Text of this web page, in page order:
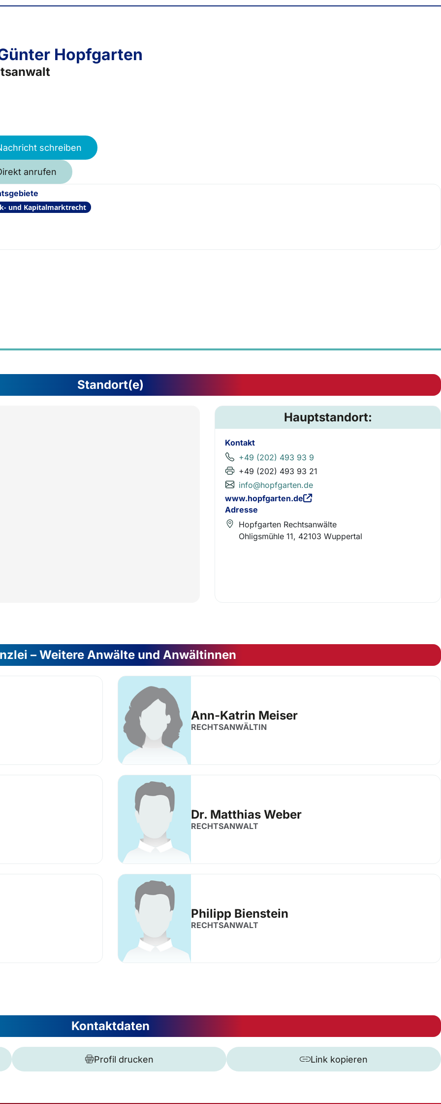
Hopfgarten
schreiben
anrufen
und Kapitalmarktrecht
Standort(e)
Hauptstandort:
Kontakt
+49 (202) 493 93 9
+49 (202) 493 93 21
info@hopfgarten.de
www.hopfgarten.de
Adresse
Hopfgarten Rechtsanwälte
Ohligsmühle 11, 42103 Wuppertal
– Weitere Anwälte und Anwältinnen
Ann-Katrin Meiser
RECHTSANWÄLTIN
Dr. Matthias Weber
RECHTSANWALT
Philipp Bienstein
RECHTSANWALT
Kontaktdaten
Profil drucken Link kopieren